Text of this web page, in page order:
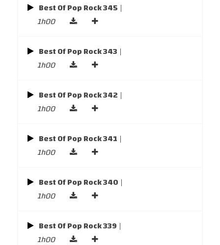
Best Of Pop Rock 345 |
1h00
Best Of Pop Rock 343 |
1h00
Best Of Pop Rock 342 |
1h00
Best Of Pop Rock 341 |
1h00
Best Of Pop Rock 340 |
1h00
Best Of Pop Rock 339 |
1h00